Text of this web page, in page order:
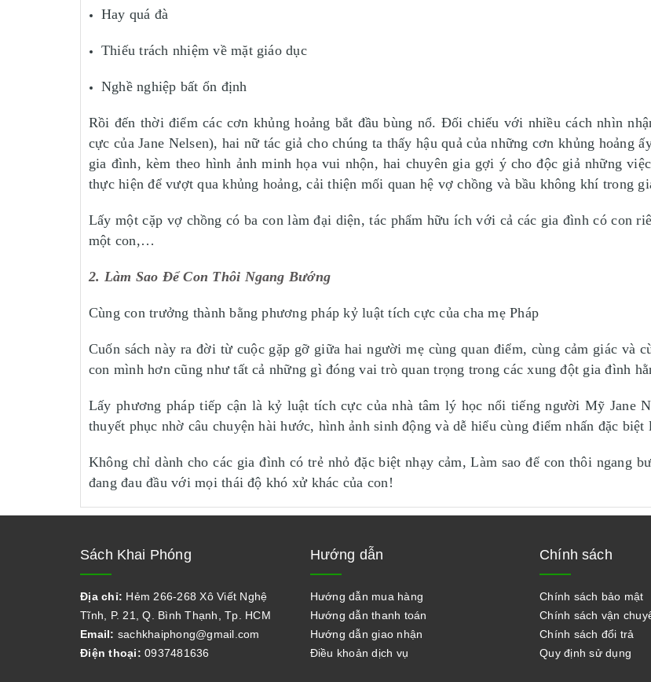
Hay quá đà
Thiếu trách nhiệm về mặt giáo dục
Nghề nghiệp bất ổn định
Rồi đến thời điểm các cơn khủng hoảng bắt đầu bùng nổ. Đối chiếu với nhiều cách nhìn
cực của Jane Nelsen), hai nữ tác giả cho chúng ta thấy hậu quả của những cơn khủng hoảng
gia đình, kèm theo hình ảnh minh họa vui nhộn, hai chuyên gia gợi ý cho độc giả những
thực hiện để vượt qua khủng hoảng, cải thiện mối quan hệ vợ chồng và bầu không khí trong
Lấy một cặp vợ chồng có ba con làm đại diện, tác phẩm hữu ích với cả các gia đình có con
một con,…
2. Làm Sao Để Con Thôi Ngang Bướng
Cùng con trưởng thành bằng phương pháp kỷ luật tích cực của cha mẹ Pháp
Cuốn sách này ra đời từ cuộc gặp gỡ giữa hai người mẹ cùng quan điểm, cùng cảm giác và
con mình hơn cũng như tất cả những gì đóng vai trò quan trọng trong các xung đột gia đình
Lấy phương pháp tiếp cận là kỷ luật tích cực của nhà tâm lý học nổi tiếng người Mỹ Jane
thuyết phục nhờ câu chuyện hài hước, hình ảnh sinh động và dễ hiểu cùng điểm nhấn đặc
Không chỉ dành cho các gia đình có trẻ nhỏ đặc biệt nhạy cảm, Làm sao để con thôi ngang
đang đau đầu với mọi thái độ khó xử khác của con!
Sách Khai Phóng
Địa chỉ: Hẻm 266-268 Xô Viết Nghệ
Tĩnh, P. 21, Q. Bình Thạnh, Tp. HCM
Email: sachkhaiphong@gmail.com
Điện thoại: 0937481636
Hướng dẫn
Hướng dẫn mua hàng
Hướng dẫn thanh toán
Hướng dẫn giao nhận
Điều khoản dịch vụ
Chính sách
Chính sách bảo mật
Chính sách vận
Chính sách đổi trả
Quy định sử dụng